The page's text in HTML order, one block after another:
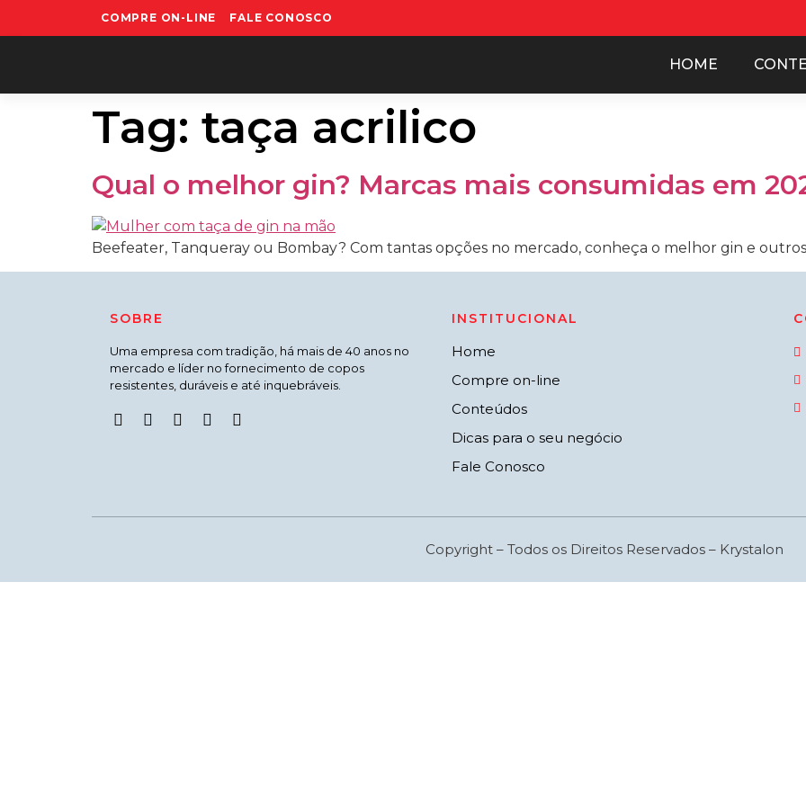
COMPRE ON-LINE FALE CONOSCO
HOME
Tag: taça acrilico
Qual o melhor gin? Marcas mais consumidas em
Beefeater, Tanqueray ou Bombay? Com tantas opções no mercado, conheça o melhor gin e
SOBRE
Uma empresa com tradição, há mais de 40 anos no
mercado e líder no fornecimento de copos
resistentes, duráveis e até inquebráveis.
INSTITUCIONAL
Home
Compre on-line
Conteúdos
Dicas para o seu negócio
Fale Conosco
Copyright – Todos os Direitos Reservados – Krystalon